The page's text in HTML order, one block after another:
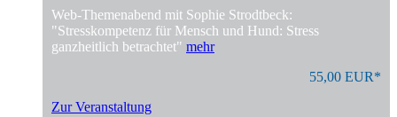
Web-Themenabend mit Sophie Strodtbeck:
"Stresskompetenz für Mensch und Hund: Stress
ganzheitlich betrachtet" mehr
55,00 EUR*
Zur Veranstaltung